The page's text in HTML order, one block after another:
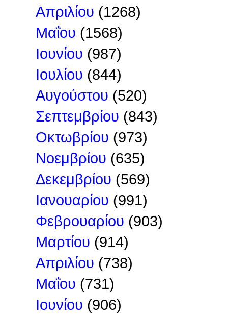
Απριλίου (1268)
Μαΐου (1568)
Ιουνίου (987)
Ιουλίου (844)
Αυγούστου (520)
Σεπτεμβρίου (843)
Οκτωβρίου (973)
Νοεμβρίου (635)
Δεκεμβρίου (569)
Ιανουαρίου (991)
Φεβρουαρίου (903)
Μαρτίου (914)
Απριλίου (738)
Μαΐου (731)
Ιουνίου (906)